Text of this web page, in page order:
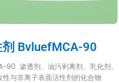
BvluefMCA-90
90 渗透剂、油污剥离剂、乳化剂、
与非离子表面活性剂的化合物